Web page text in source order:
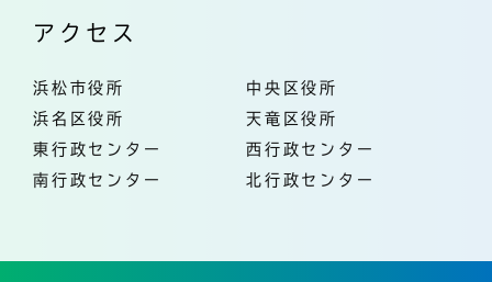
アクセス
浜松市役所
中央区役所
浜名区役所
天竜区役所
東行政センター
西行政センター
南行政センター
北行政センター